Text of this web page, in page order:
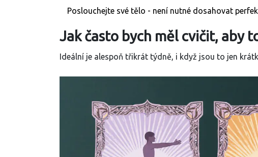
Poslouchejte své tělo - není nutné dosahovat
Jak často bych měl cvičit, aby
Ideální je alespoň třikrát týdně, i když jsou to jen